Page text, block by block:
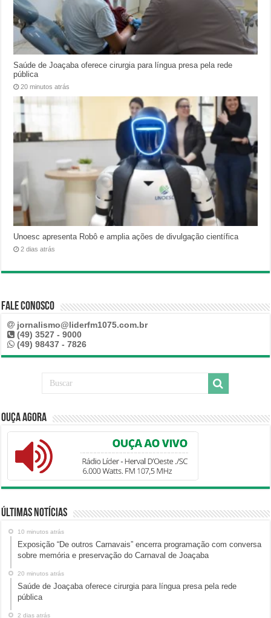
Saúde de Joaçaba oferece cirurgia para língua presa pela rede
pública
20 minutos atrás
Unoesc apresenta Robô e amplia ações de divulgação científica
2 dias atrás
Fale Conosco
jornalismo@liderfm1075.com.br
(49) 3527 - 9000
(49) 98437 - 7826
Ouça Agora
Últimas Notícias
10 minutos atrás
Exposição “De outros Carnavais” encerra programação com conversa
sobre memória e preservação do Carnaval de Joaçaba
20 minutos atrás
Saúde de Joaçaba oferece cirurgia para língua presa pela rede
pública
2 dias atrás